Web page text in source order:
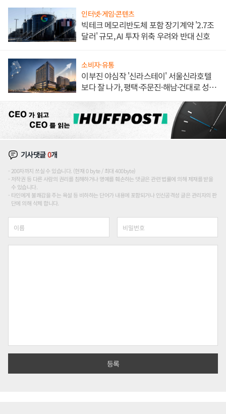
인터넷·게임·콘텐츠
빅테크 메모리반도체 포함 장기계약 '2.7조
달러' 규모, AI 투자 위축 우려와 반대 신호
소비자·유통
이부진 야심작 '신라스테이' 서울신라호텔
보다 잘 나가, 평택·주문진·해남·건대로 성
기사댓글0개
200자까지 쓰실 수 있습니다. (현재 0 byte / 최대 400byte)
저작권 등 다른 사람의 권리를 침해하거나 명예를 훼손하는 댓글은 관련 법률에 의해 제재를 받을
수 있습니다.
타인에게 불쾌감을 주는 욕설 등 비하하는 단어가 내용에 포함되거나 인신공격성 글은 관리자의 판
단에 의해 삭제 합니다.